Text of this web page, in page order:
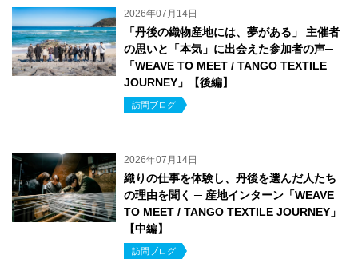
2026年07月14日
「丹後の織物産地には、夢がある」 主催者
の思いと「本気」に出会えた参加者の声─
「WEAVE TO MEET / TANGO TEXTILE
JOURNEY」【後編】
訪問ブログ
2026年07月14日
織りの仕事を体験し、丹後を選んだ人たち
の理由を聞く ─ 産地インターン「WEAVE
TO MEET / TANGO TEXTILE JOURNEY」
【中編】
訪問ブログ